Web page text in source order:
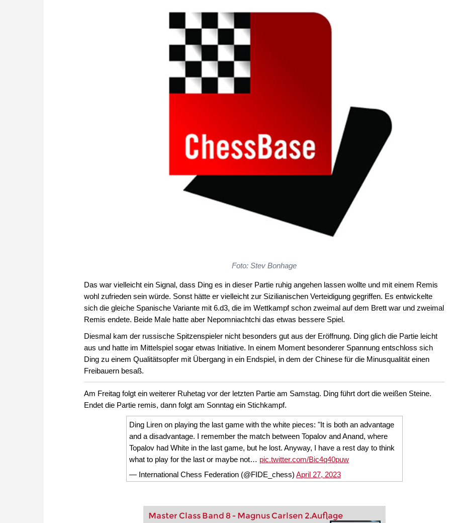
Foto: Stev Bonhage
Das war vielleicht ein Signal, dass Ding es in dieser Partie ruhig angehen lassen wollte und mit einem Remis
wohl zufrieden sein würde. Sonst hätte er vielleicht zur Sizilianischen Verteidigung gegriffen. Es entwickelte
sich die gleiche Spanische Variante mit 6.d3, die im Wettkampf schon zweimal auf dem Brett war und zweimal
Remis endete. Beide Male hatte aber Nepomniachtchi das etwas bessere Spiel.
Diesmal kam der russische Spitzenspieler nicht besonders gut aus der Eröffnung. Ding glich die Partie leicht
aus und hatte im Mittelspiel sogar etwas Initiative. In einem Moment besonderer Spannung entschloss sich
Ding zu einem Qualitätsopfer mit Übergang in ein Endspiel, in dem der Chinese für die Minusqualität einen
Freibauern besaß.
Am Freitag folgt ein weiterer Ruhetag vor der letzten Partie am Samstag. Ding führt dort die weißen Steine.
Endet die Partie remis, dann folgt am Sonntag ein Stichkampf.
Ding Liren on playing the last game with the white pieces: "It is both an advantage
and a disadvantage. I remember the match between Topalov and Anand, where
Topalov had White in the last game, but he lost. Anyway, I have a rest day to think
what to play for the last or maybe not… pic.twitter.com/Bic4q40puw
— International Chess Federation (@FIDE_chess)April 27, 2023
Master Class Band 8 - Magnus Carlsen 2.Auflage